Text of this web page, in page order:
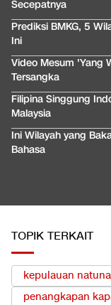
Secepatnya
Prediksi BMKG, 5
Ini
Video Mesum 'Yang
Tersangka
Filipina Singgung
Malaysia
Ini Wilayah yang
Bahasa
TOPIK TERKAIT
kepulauan natuna
penangkapan